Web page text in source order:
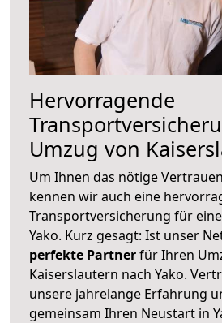
Hervorragende
Umzug von
Um Ihnen das nötige
kennen wir auch eine
Transportversicherung für
Yako. Kurz gesagt: Ist unser
perfekte Partnerfür Ihren
Kaiserslautern nach Yako.
unsere jahrelange Erfahrung
gemeinsam Ihren Neustart in